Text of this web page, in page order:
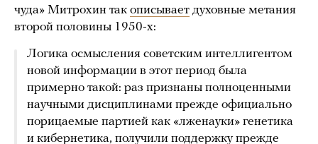
чуда» Митрохин так описывает духовные метания
второй половины 1950-х:
Логика осмысления советским интеллигентом
новой информации в этот период была
примерно такой: раз признаны полноценными
научными дисциплинами прежде официально
порицаемые партией как «лженауки» генетика
и кибернетика, получили поддержку прежде